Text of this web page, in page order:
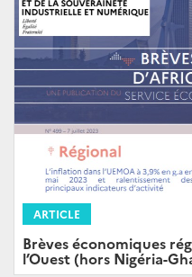
ARTICLE
Brèves économiques
l’Ouest (hors Nigéria-